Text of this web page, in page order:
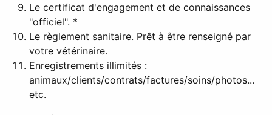
Le certificat d'engagement et de connaissances
"officiel". *
Le règlement sanitaire. Prêt à être renseigné par
votre vétérinaire.
Enregistrements illimités :
animaux/clients/contrats/factures/soins/photos...
etc.